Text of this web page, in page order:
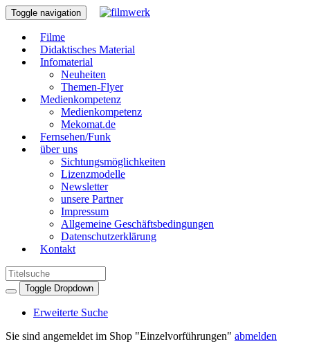
Toggle navigation
Filme
Didaktisches Material
Infomaterial
Neuheiten
Themen-Flyer
Medienkompetenz
Medienkompetenz
Mekomat.de
Fernsehen/Funk
über uns
Sichtungsmöglichkeiten
Lizenzmodelle
Newsletter
unsere Partner
Impressum
Allgemeine Geschäftsbedingungen
Datenschutzerklärung
Kontakt
Toggle Dropdown
Erweiterte Suche
Sie sind angemeldet im Shop "Einzelvorführungen" abmelden